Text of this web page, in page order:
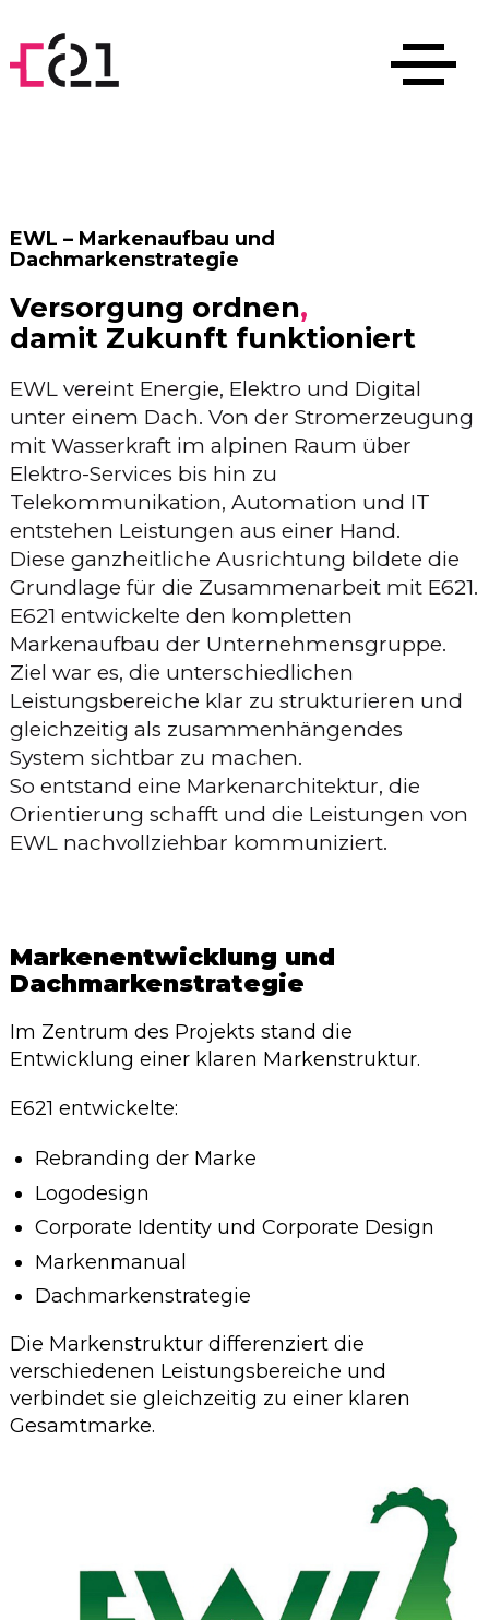
EWL – Markenaufbau und
Dachmarkenstrategie
Versorgung ordnen,
damit Zukunft funktioniert
EWL vereint Energie, Elektro und Digital
unter einem Dach. Von der Stromerzeugung
mit Wasserkraft im alpinen Raum über
Elektro-Services bis hin zu
Telekommunikation, Automation und IT
entstehen Leistungen aus einer Hand.
Diese ganzheitliche Ausrichtung bildete die
Grundlage für die Zusammenarbeit mit E621.
E621 entwickelte den kompletten
Markenaufbau der Unternehmensgruppe.
Ziel war es, die unterschiedlichen
Leistungsbereiche klar zu strukturieren und
gleichzeitig als zusammenhängendes
System sichtbar zu machen.
So entstand eine Markenarchitektur, die
Orientierung schafft und die Leistungen von
EWL nachvollziehbar kommuniziert.
Markenentwicklung und
Dachmarkenstrategie
Im Zentrum des Projekts stand die
Entwicklung einer klaren Markenstruktur.
E621 entwickelte:
Rebranding der Marke
Logodesign
Corporate Identity und Corporate Design
Markenmanual
Dachmarkenstrategie
Die Markenstruktur differenziert die
verschiedenen Leistungsbereiche und
verbindet sie gleichzeitig zu einer klaren
Gesamtmarke.